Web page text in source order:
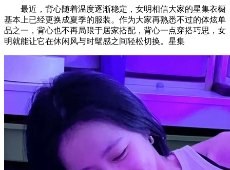
最近，背心随着温度逐渐稳定，女明相信大家的星集衣橱
基本上已经更换成夏季的服装。作为大家再熟悉不过的体炫单
品之一，背心也不再局限于居家搭配，背心一点穿搭巧思，女
明就能让它在休闲风与时髦感之间轻松切换。星集